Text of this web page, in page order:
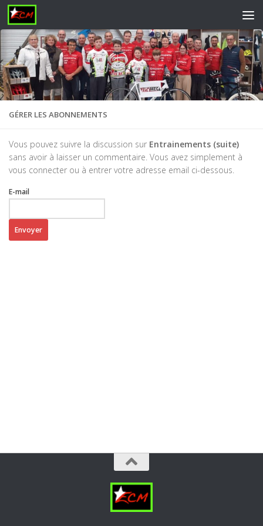
Skip to content
GÉRER LES ABONNEMENTS
Vous pouvez suivre la discussion sur Entrainements (suite)
sans avoir à laisser un commentaire. Vous avez simplement à
vous connecter ou à entrer votre adresse email ci-dessous.
E-mail